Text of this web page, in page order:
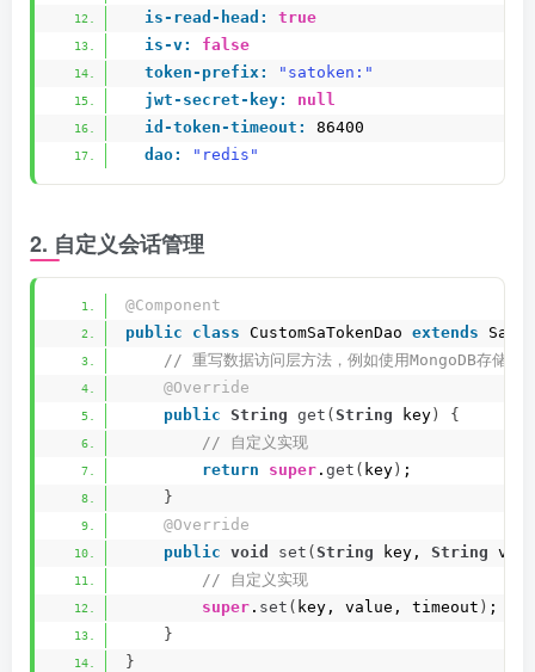
is-read-head:
true
is-v:
false
token-prefix:
"satoken:"
jwt-secret-key:
null
id-token-timeout:
86400
dao:
"redis"
2. 自定义会话管理
@Component
public
class CustomSaTokenDao extends
// 重写数据访问层方法，例如使用MongoDB存储
@Override
public String get ( String key )
{
// 自定义实现
return
super . get ( key ) ;
}
@Override
public void set ( String key, String
// 自定义实现
super . set ( key, value, timeout ) ;
}
}